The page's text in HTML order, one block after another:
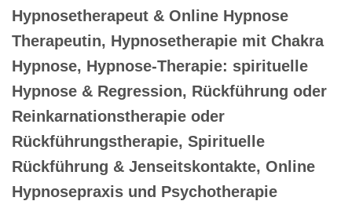
Hypnosetherapeut & Online Hypnose
Therapeutin, Hypnosetherapie mit Chakra
Hypnose, Hypnose-Therapie: spirituelle
Hypnose & Regression, Rückführung oder
Reinkarnationstherapie oder
Rückführungstherapie, Spirituelle
Rückführung & Jenseitskontakte, Online
Hypnosepraxis und Psychotherapie